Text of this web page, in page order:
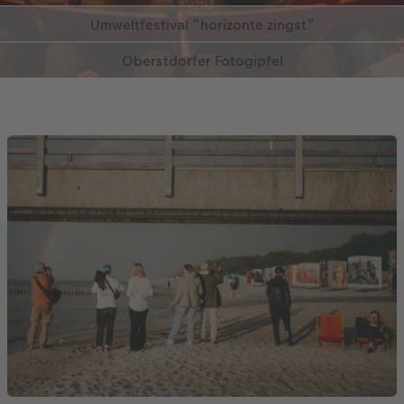
Zum Festival
Zum Festival